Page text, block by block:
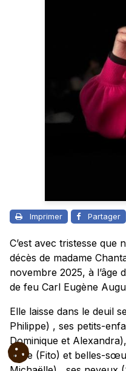
Imprimer Partager
C’est avec tristesse
décès de madame
novembre 2025, à l’âge
de feu Carl Eugène
Elle laisse dans le deuil
Philippe) , ses petits-
Dominique et
frère (Fito) et belles-